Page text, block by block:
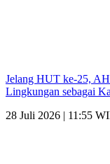
Jelang HUT ke-25,
Lingkungan sebagai
28 Juli 2026 | 11:55